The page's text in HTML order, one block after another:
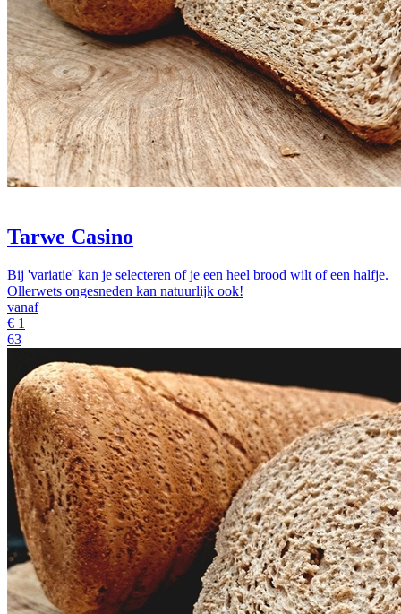
Tarwe Casino
Bij 'variatie' kan je selecteren of je een heel brood wilt of een halfje.
Ollerwets ongesneden kan natuurlijk ook!
vanaf
€ 1
63